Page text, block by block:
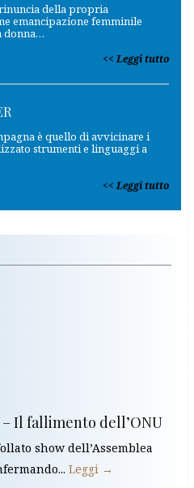
della propria
emancipazione femminile
donna…
Leggi tutto
è quello di avvicinare i
strumenti e linguaggi a
Leggi tutto
– Il fallimento dell’ONU
show dell’Assemblea
Leggi →